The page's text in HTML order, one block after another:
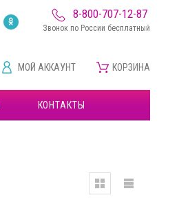
8-800-707-12-87
Звонок по России бесплатный
МОЙ АККАУНТ КОРЗИНА
КОНТАКТЫ